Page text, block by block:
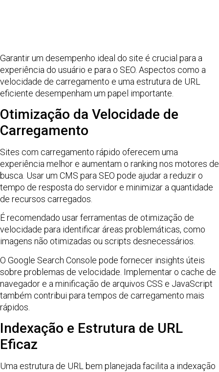
Garantir um desempenho ideal do site é crucial para a
experiência do usuário e para o SEO. Aspectos como a
velocidade de carregamento e uma estrutura de URL
eficiente desempenham um papel importante.
Otimização da Velocidade de
Carregamento
Sites com carregamento rápido oferecem uma
experiência melhor e aumentam o ranking nos motores de
busca. Usar um CMS para SEO pode ajudar a reduzir o
tempo de resposta do servidor e minimizar a quantidade
de recursos carregados.
É recomendado usar ferramentas de otimização de
velocidade para identificar áreas problemáticas, como
imagens não otimizadas ou scripts desnecessários.
O Google Search Console pode fornecer insights úteis
sobre problemas de velocidade. Implementar o cache de
navegador e a minificação de arquivos CSS e JavaScript
também contribui para tempos de carregamento mais
rápidos.
Indexação e Estrutura de URL
Eficaz
Uma estrutura de URL bem planejada facilita a indexação